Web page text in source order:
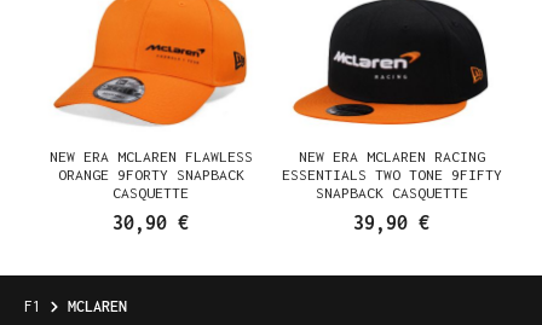
NEW ERA MCLAREN FLAWLESS
ORANGE 9FORTY SNAPBACK
CASQUETTE
30,90 €
NEW ERA MCLAREN RACING
ESSENTIALS TWO TONE 9FIFTY
SNAPBACK CASQUETTE
39,90 €
F1 MCLAREN